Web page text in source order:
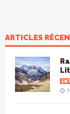
ARTICLES